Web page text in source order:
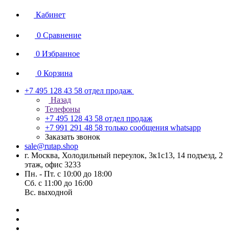
Кабинет
0 Сравнение
0 Избранное
0 Корзина
+7 495 128 43 58 отдел продаж
Назад
Телефоны
+7 495 128 43 58 отдел продаж
+7 991 291 48 58 только сообщения whatsapp
Заказать звонок
sale@rutap.shop
г. Москва, Холодильный переулок, 3к1с13, 14 подъезд, 2
этаж, офис 3233
Пн. - Пт. с 10:00 до 18:00
Сб. с 11:00 до 16:00
Вс. выходной